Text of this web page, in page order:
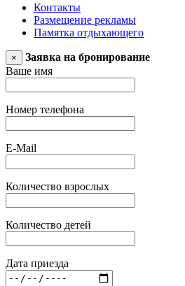
Контакты
Размещение рекламы
Памятка отдыхающего
×
Заявка на бронирование
Ваше имя
Номер телефона
E-Mail
Количество взрослых
Количество детей
Дата приезда